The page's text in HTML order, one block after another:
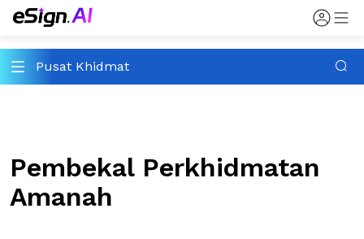
Pusat Khidmat
Pembekal Perkhidmatan
Amanah